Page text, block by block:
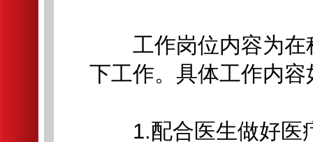
工作岗位内容为在
下工作。具体工作内容
1.配合医生做好医